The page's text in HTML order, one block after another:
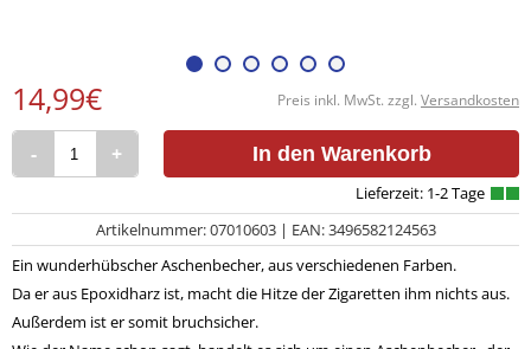
Preis inkl. MwSt. zzgl. Versandkosten
14,99€
- + In den Warenkorb
Artikelnummer: 07010603 | EAN: 3496582124563
Ein wunderhübscher Aschenbecher, aus verschiedenen Farben.
Da er aus Epoxidharz ist, macht die Hitze der Zigaretten ihm nichts aus.
Außerdem ist er somit bruchsicher.